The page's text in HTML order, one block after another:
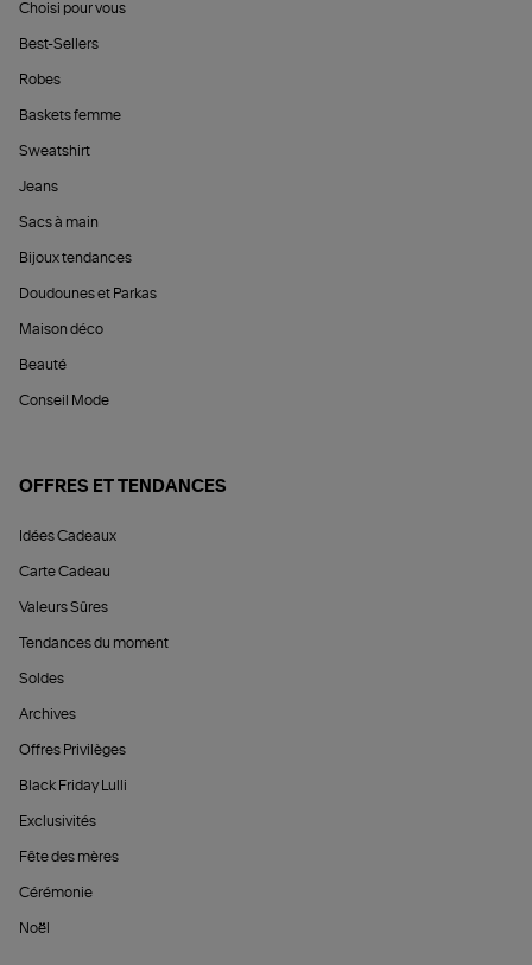
Choisi pour vous
Best-Sellers
Robes
Baskets femme
Sweatshirt
Jeans
Sacs à main
Bijoux tendances
Doudounes et Parkas
Maison déco
Beauté
Conseil Mode
OFFRES ET TENDANCES
Idées Cadeaux
Carte Cadeau
Valeurs Sûres
Tendances du moment
Soldes
Archives
Offres Privilèges
Black Friday Lulli
Exclusivités
Fête des mères
Cérémonie
Noël